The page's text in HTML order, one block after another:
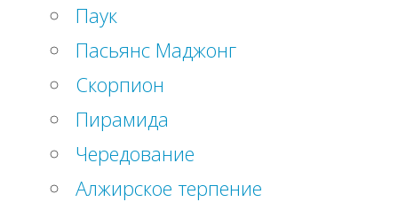
Паук
Пасьянс Маджонг
Скорпион
Пирамида
Чередование
Алжирское терпение